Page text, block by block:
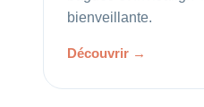
bienveillante.
Découvrir →